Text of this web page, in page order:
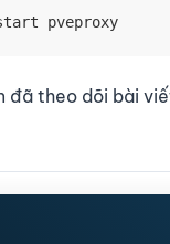
pveproxy
đã theo dõi bài